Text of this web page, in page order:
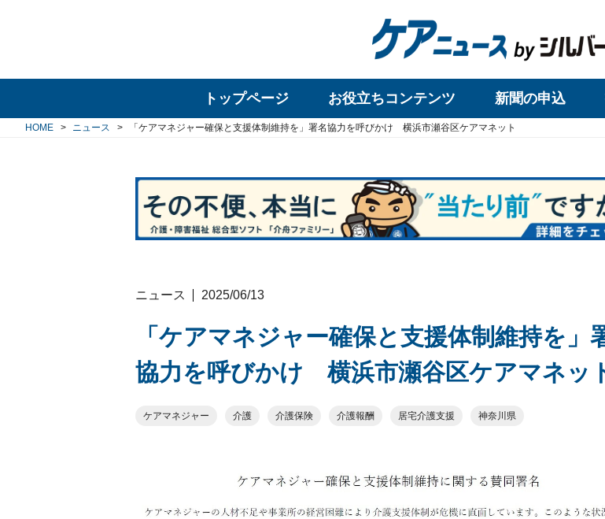
トップページ お役立ちコンテンツ 新聞の申込
HOME ニュース 「ケアマネジャー確保と支援体制維持を」署名協力を呼びかけ 横浜市瀬谷区ケアマネット
ニュース 2025/06/13
「ケアマネジャー確保と支援体制維持を」
協力を呼びかけ 横浜市瀬谷区ケアマネッ
ケアマネジャー 介護 介護保険 介護報酬 居宅介護支援 神奈川県